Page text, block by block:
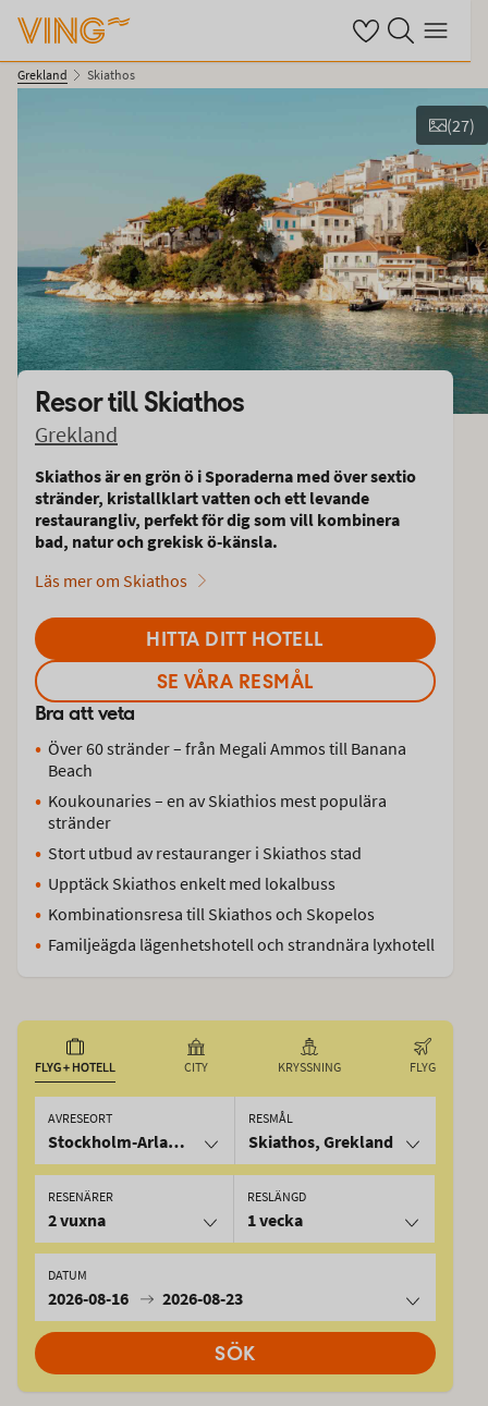
Se dina sparade
Sök på ving.se
Meny
Grekland Skiathos
Se bilder & film
(27)
Resor till Skiathos
Grekland
Skiathos är en grön ö i Sporaderna med över sextio
stränder, kristallklart vatten och ett levande
restaurangliv, perfekt för dig som vill kombinera
bad, natur och grekisk ö-känsla.
Läs mer om Skiathos
HITTA DITT HOTELL
SE VÅRA RESMÅL
Bra att veta
Över 60 stränder – från Megali Ammos till Banana
Beach
Koukounaries – en av Skiathios mest populära
stränder
Stort utbud av restauranger i Skiathos stad
Upptäck Skiathos enkelt med lokalbuss
Kombinationsresa till Skiathos och Skopelos
Familjeägda lägenhetshotell och strandnära lyxhotell
FLYG + HOTELL CITY KRYSSNING FLYG
AVRESEORT
Stockholm-Arlanda
RESMÅL
Skiathos, Grekland
RESLÄNGD
1 vecka
DATUM
2026-08-16 2026-08-23
RESENÄRER
2 vuxna
SÖK